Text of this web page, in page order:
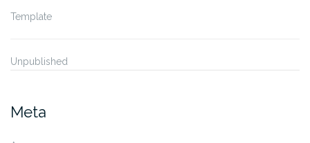
Template
Unpublished
Meta